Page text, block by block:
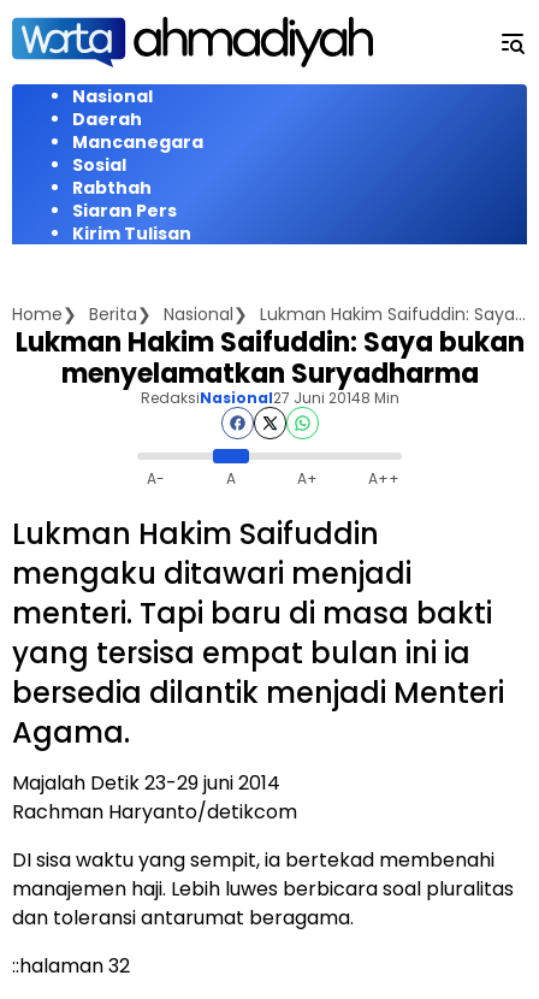
Langsung
konten
Nasional
Daerah
Mancanegara
Sosial
Rabthah
Siaran Pers
Kirim Tulisan
Home Berita Nasional Lukman Hakim Saifuddin: Saya bukan menyelamatkan Suryadharma
Lukman Hakim Saifuddin: Saya bukan
menyelamatkan Suryadharma
RedaksiNasional27 Juni 20148 Min
A- A A+ A++
Lukman Hakim Saifuddin
mengaku ditawari menjadi
menteri. Tapi baru di masa bakti
yang tersisa empat bulan ini ia
bersedia dilantik menjadi Menteri
Agama.
Majalah Detik 23-29 juni 2014
Rachman Haryanto/detikcom
DI sisa waktu yang sempit, ia bertekad membenahi
manajemen haji. Lebih luwes berbicara soal pluralitas
dan toleransi antarumat beragama.
::halaman 32